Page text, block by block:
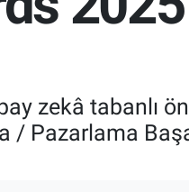
zekâ tabanlı
/ Pazarlama